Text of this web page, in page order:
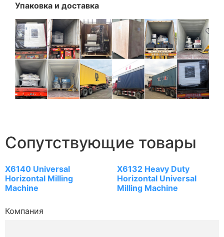
Упаковка и доставка
Сопутствующие товары
X6140 Universal
Horizontal Milling
Machine
X6132 Heavy Duty
Horizontal Universal
Milling Machine
Компания